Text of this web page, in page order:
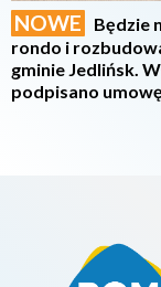
NOWE
Będzie
rondo i
gminie Jedlińsk.
podpisano umowę